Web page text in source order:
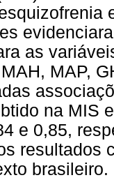
as
MAP,
na MIS
e 0,85,
resultados
brasileiro.